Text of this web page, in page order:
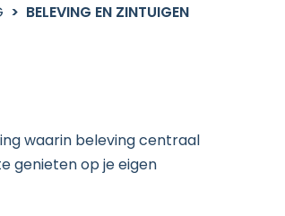
BELEVING EN ZINTUIGEN
waarin beleving centraal
genieten op je eigen